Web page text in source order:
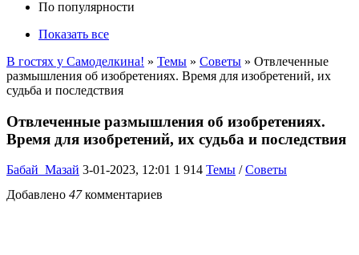
По популярности
Показать все
В гостях у Самоделкина! » Темы » Советы » Отвлеченные
размышления об изобретениях. Время для изобретений, их
судьба и последствия
Отвлеченные размышления об изобретениях.
Время для изобретений, их судьба и последствия
Бабай_Мазай 3-01-2023, 12:01 1 914 Темы /Советы
Добавлено 47комментариев